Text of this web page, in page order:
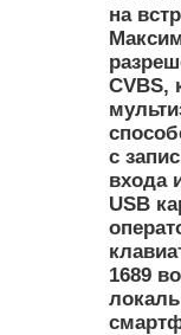
на
CVBS,
с
входа
USB
1689